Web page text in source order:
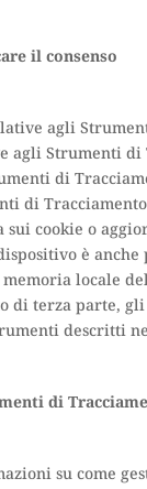
il consenso
agli
agli Strumenti
di
di
cookie o
è
locale
terza parte,
descritti
di
su come